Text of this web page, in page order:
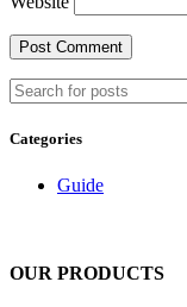
Categories
Guide
OUR PRODUCTS